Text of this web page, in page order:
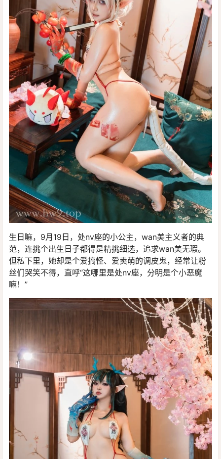
生日嘛，9月19日，处nv座的小公主，wan美主义者的典
范，连挑个出生日子都得是精挑细选，追求wan美无瑕。
但私下里，她却是个爱搞怪、爱卖萌的调皮鬼，经常让粉
丝们哭笑不得，直呼“这哪里是处nv座，分明是个小恶魔
嘛！”